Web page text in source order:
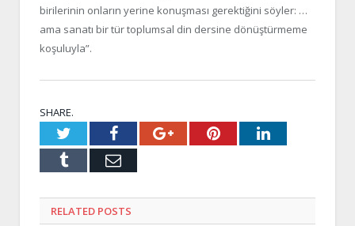
birilerinin onların yerine konuşması gerektiğini söyler: …
ama sanatı bir tür toplumsal din dersine dönüştürmeme
koşuluyla”.
SHARE.
TwitterFacebookGoogle+PinterestLinkedIn
Tumblr Email
RELATED POSTS